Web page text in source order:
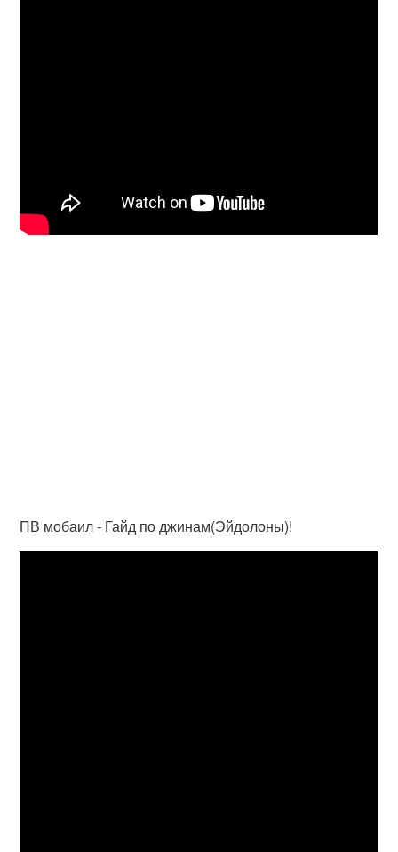
ПВ мобаил - Гайд по джинам(Эйдолоны)!